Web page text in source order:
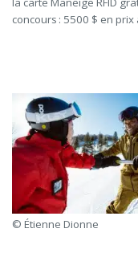
concours : 5500 $ en prix
© Étienne Dionne